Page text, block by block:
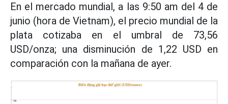
En el mercado mundial, a las 9:50 am del 4 de
junio (hora de Vietnam), el precio mundial de la
plata cotizaba en el umbral de 73,56
USD/onza; una disminución de 1,22 USD en
comparación con la mañana de ayer.